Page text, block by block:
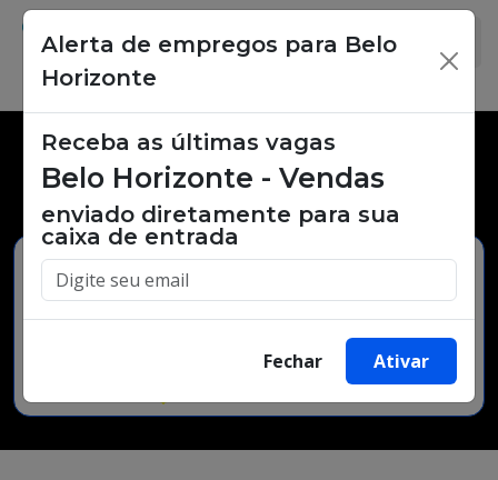
Vagas de emprego,
oportunidades de trabalho.
Buscar Vagas
Alerta de empregos para Belo
Horizonte
×
Receba as últimas vagas
Belo Horizonte - Vendas
enviado diretamente para sua
caixa de entrada
Fechar Ativar